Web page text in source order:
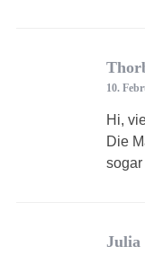
10.
Hi,
Die
Julia